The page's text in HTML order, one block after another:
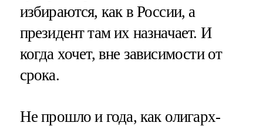
избираются, как в России, а
президент там их назначает. И
когда хочет, вне зависимости от
срока.
Не прошло и года, как олигарх-